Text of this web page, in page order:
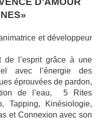
et développeur
de l’esprit grâce à une
avec l’énergie des
éprouvées de pardon,
de l’eau, 5 Rites
Tapping, Kinésiologie,
et Connexion avec son